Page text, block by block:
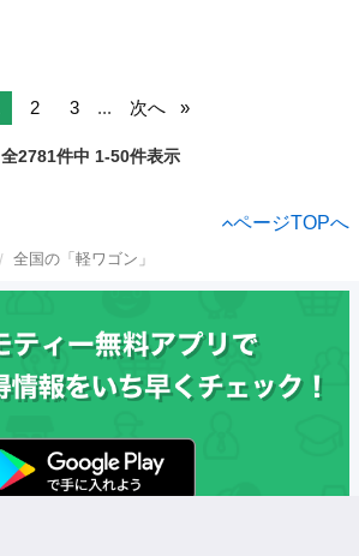
2 3 ... 次へ
全2781件中 1-50件表示
ページTOPへ
全国の「軽ワゴン」